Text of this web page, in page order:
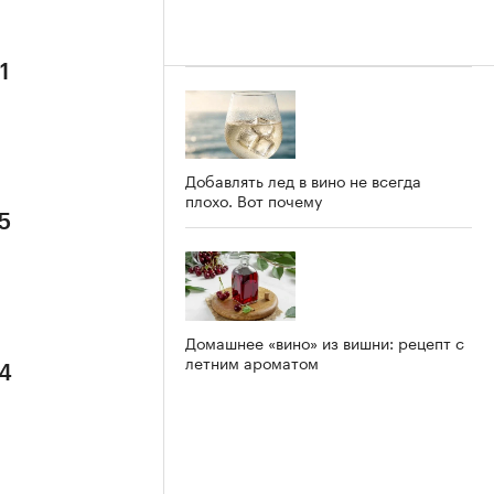
Добавлять лед в вино не всегда
плохо. Вот почему
Домашнее «вино» из вишни: рецепт с
летним ароматом